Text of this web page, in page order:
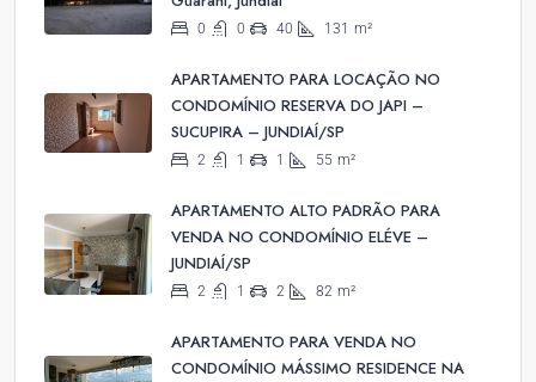
0 0 40 131 m²
APARTAMENTO PARA LOCAÇÃO NO
CONDOMÍNIO RESERVA DO JAPI –
SUCUPIRA – JUNDIAÍ/SP
2 1 1 55 m²
APARTAMENTO ALTO PADRÃO PARA
VENDA NO CONDOMÍNIO ELÉVE –
JUNDIAÍ/SP
2 1 2 82 m²
APARTAMENTO PARA VENDA NO
CONDOMÍNIO MÁSSIMO RESIDENCE NA